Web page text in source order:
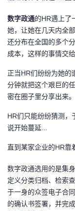
我
的
博
客
我
的
论
坛
我
的
圈
子
我
的
直
播
我
的
活
动
我
的
关
者
学
堂
我
的
课
程
我
的
认
证
我
的
实
我
的
支
持
我
的
技
术
支
持
我
的
云
声
建
数字政通的HR遇上了
她，让她在几天内全
还分布在全国的多个
成本，这样的事情交
正当HR们纷纷为她的
分钟就把这个艰巨的
密在圈子里分享出来。
HR们只能纷纷猜测，
说开始蔓延...
直到某家企业的HR靠
数字政通选用的是集
定义分类归档、检索
于一身的众签电子合
的确认书签署，并完